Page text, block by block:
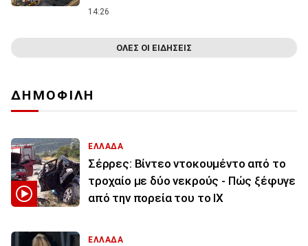
14:26
ΟΛΕΣ ΟΙ ΕΙΔΗΣΕΙΣ
ΔΗΜΟΦΙΛΗ
ΕΛΛΑΔΑ
Σέρρες: Βίντεο ντοκουμέντο από το
τροχαίο με δύο νεκρούς - Πώς ξέφυγε
από την πορεία του το ΙΧ
ΕΛΛΑΔΑ